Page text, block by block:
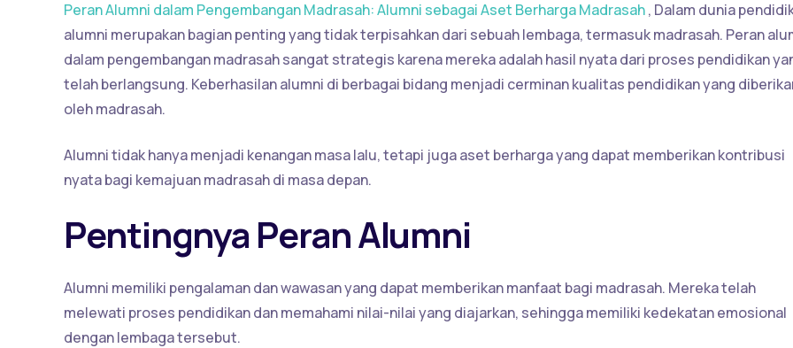
Peran Alumni dalam Pengembangan Madrasah: Alumni sebagai Aset Berharga Madrasah, Dalam dunia
alumni merupakan bagian penting yang tidak terpisahkan dari sebuah lembaga, termasuk madrasah. Peran
dalam pengembangan madrasah sangat strategis karena mereka adalah hasil nyata dari proses pendidikan
telah berlangsung. Keberhasilan alumni di berbagai bidang menjadi cerminan kualitas pendidikan yang
oleh madrasah.
Alumni tidak hanya menjadi kenangan masa lalu, tetapi juga aset berharga yang dapat memberikan kontribusi
nyata bagi kemajuan madrasah di masa depan.
Pentingnya Peran Alumni
Alumni memiliki pengalaman dan wawasan yang dapat memberikan manfaat bagi madrasah. Mereka telah
melewati proses pendidikan dan memahami nilai-nilai yang diajarkan, sehingga memiliki kedekatan emosional
dengan lembaga tersebut.